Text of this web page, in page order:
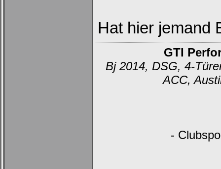
Hat hier jemand
GTI
Bj 2014, DSG, 4-
ACC,
-